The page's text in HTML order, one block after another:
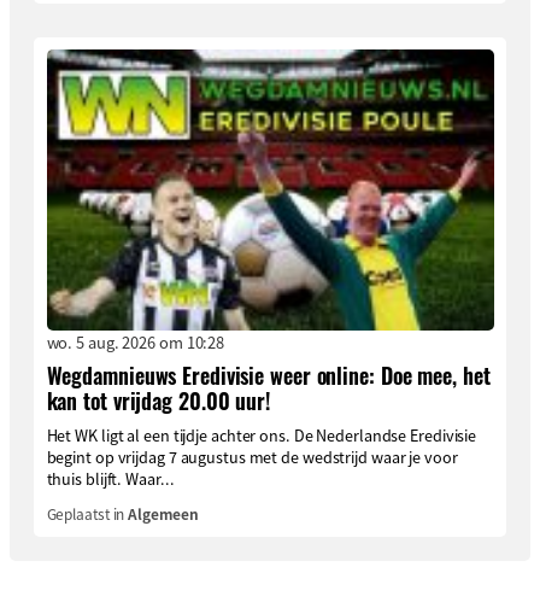
wo. 5 aug. 2026 om 10:28
Wegdamnieuws Eredivisie weer online: Doe mee, het
kan tot vrijdag 20.00 uur!
Het WK ligt al een tijdje achter ons. De Nederlandse Eredivisie
begint op vrijdag 7 augustus met de wedstrijd waar je voor
thuis blijft. Waar...
Geplaatst inAlgemeen